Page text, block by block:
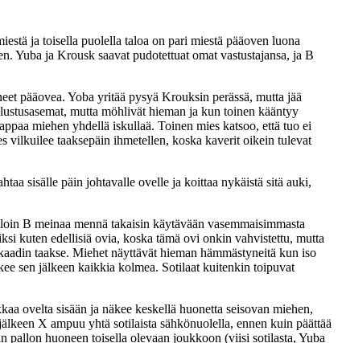
ja toisella puolella taloa on pari miestä pääoven luona
Yuba ja Krousk saavat pudotettuat omat vastustajansa, ja B
pääovea. Yoba yritää pysyä Krouksin perässä, mutta jää
mutta möhlivät hieman ja kun toinen kääntyy
miehen yhdellä iskullaä. Toinen mies katsoo, että tuo ei
vilkuilee taaksepäin ihmetellen, koska kaverit oikein tulevat
sisälle päin johtavalle ovelle ja koittaa nykäistä sitä auki,
B meinaa mennä takaisin käytävään vasemmaisimmasta
kuten edellisiä ovia, koska tämä ovi onkin vahvistettu, mutta
taakse. Miehet näyttävät hieman hämmästyneitä kun iso
sen jälkeen kaikkia kolmea. Sotilaat kuitenkin toipuvat
ovelta sisään ja näkee keskellä huonetta seisovan miehen,
X ampuu yhtä sotilaista sähkönuolella, ennen kuin päättää
pallon huoneen toisella olevaan joukkoon (viisi sotilasta, Yuba